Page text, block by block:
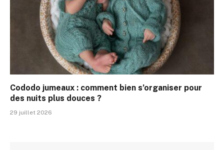
Cododo jumeaux : comment bien s’organiser pour
des nuits plus douces ?
29 juillet 2026